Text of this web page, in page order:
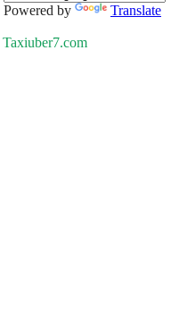
Powered by Translate
Taxiuber7.com